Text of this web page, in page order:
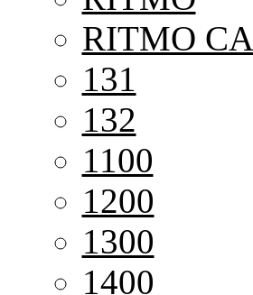
RITMO
131
132
1100
1200
1300
1400